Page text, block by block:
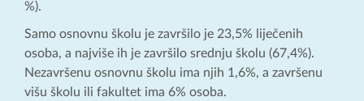
%).
Samo osnovnu školu je završilo je 23,5% liječenih
osoba, a najviše ih je završilo srednju školu (67,4%).
Nezavršenu osnovnu školu ima njih 1,6%, a završenu
višu školu ili fakultet ima 6% osoba.